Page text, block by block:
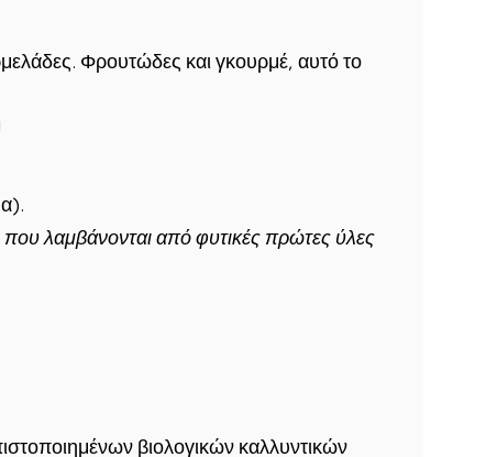
Φρουτώδες και γκουρμέ, αυτό το
που λαμβάνονται από φυτικές πρώτες ύλες
βιολογικών καλλυντικών